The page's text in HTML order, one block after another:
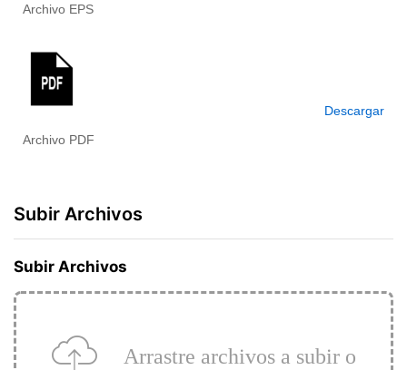
Archivo EPS
Archivo PDF
Descargar
Subir Archivos
Subir Archivos
Arrastre archivos a subir o